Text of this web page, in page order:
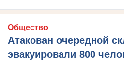
Общество
Атакован очередной
эвакуировали 800